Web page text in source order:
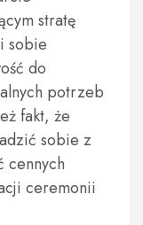
stratę
sobie
do
potrzeb
fakt, że
sobie z
cennych
ceremonii